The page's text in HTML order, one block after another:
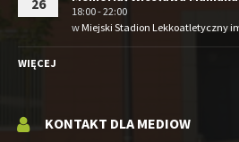
26
18:00 - 22:00
wMiejski Stadion Lekkoatletyczny
WIĘCEJ
KONTAKT DLA MEDIOW